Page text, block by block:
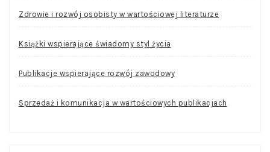
Zdrowie i rozwój osobisty w wartościowej literaturze
Książki wspierające świadomy styl życia
Publikacje wspierające rozwój zawodowy
Sprzedaż i komunikacja w wartościowych publikacjach